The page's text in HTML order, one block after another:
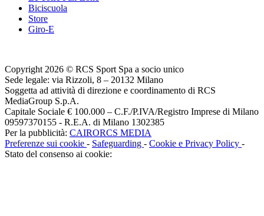
Biciscuola
Store
Giro-E
Copyright 2026 © RCS Sport Spa a socio unico
Sede legale: via Rizzoli, 8 – 20132 Milano
Soggetta ad attività di direzione e coordinamento di RCS
MediaGroup S.p.A.
Capitale Sociale € 100.000 – C.F./P.IVA/Registro Imprese di Milano
09597370155 - R.E.A. di Milano 1302385
Per la pubblicità: CAIRORCS MEDIA
Preferenze sui cookie - Safeguarding - Cookie e Privacy Policy -
Stato del consenso ai cookie: